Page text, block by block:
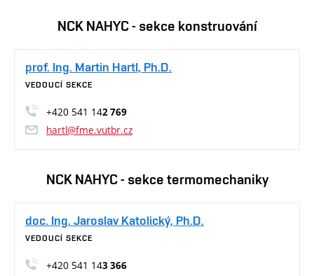
NCK NAHYC - sekce konstruování
prof. Ing. Martin Hartl, Ph.D.
VEDOUCÍ SEKCE
+420 541 142 769
hartl@fme.vutbr.cz
NCK NAHYC - sekce termomechaniky
doc. Ing. Jaroslav Katolický, Ph.D.
VEDOUCÍ SEKCE
+420 541 143 366